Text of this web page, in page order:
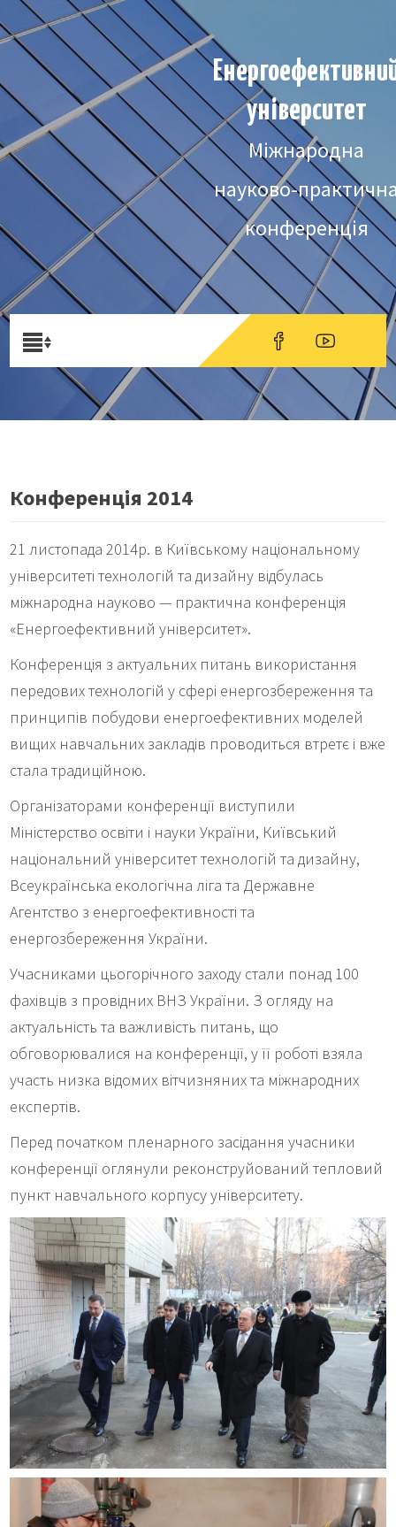
університет
Міжнародна
науково-
конференція
Конференція 2014
21 листопада 2014р. в Київському національному
університеті технологій та дизайну відбулась
міжнародна науково — практична конференція
«Енергоефективний університет».
Конференція з актуальних питань використання
передових технологій у сфері енергозбереження та
принципів побудови енергоефективних моделей
вищих навчальних закладів проводиться втретє і вже
стала традиційною.
Організаторами конференції виступили
Міністерство освіти і науки України, Київський
національний університет технологій та дизайну,
Всеукраїнська екологічна ліга та Державне
Агентство з енергоефективності та
енергозбереження України.
Учасниками цьогорічного заходу стали понад 100
фахівців з провідних ВНЗ України. З огляду на
актуальність та важливість питань, що
обговорювалися на конференції, у її роботі взяла
участь низка відомих вітчизняних та міжнародних
експертів.
Перед початком пленарного засідання учасники
конференції оглянули реконструйований тепловий
пункт навчального корпусу університету.